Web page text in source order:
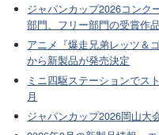
ジャパンカップ2026コンク
部門、フリー部門の受賞作
アニメ『爆走兄弟レッツ＆
から新製品が発売決定
ミニ四駆ステーションでス
月
ジャパンカップ2026岡山大